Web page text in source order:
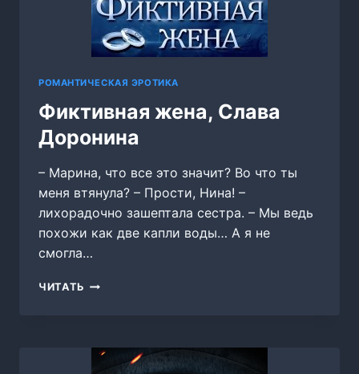
РОМАНТИЧЕСКАЯ ЭРОТИКА
Фиктивная жена, Слава
Доронина
– Марина, что все это значит? Во что ты
меня втянула? – Прости, Нина! –
лихорадочно зашептала сестра. – Мы ведь
похожи как две капли воды… А я не
смогла…
ЧИТАТЬ ФИКТИВНАЯ